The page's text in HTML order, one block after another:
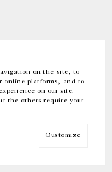
on the site, to
online platforms, and to
on our site.
the others require your
Customize